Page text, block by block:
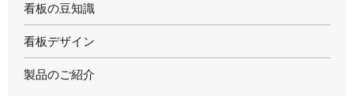
看板の豆知識
看板デザイン
製品のご紹介